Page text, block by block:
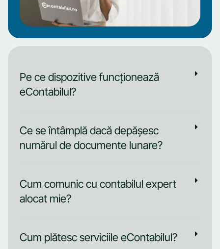
Pe ce dispozitive funcționează
eContabilul?
Ce se întâmplă dacă depășesc
numărul de documente lunare?
Cum comunic cu contabilul expert
alocat mie?
Cum plătesc serviciile eContabilul?